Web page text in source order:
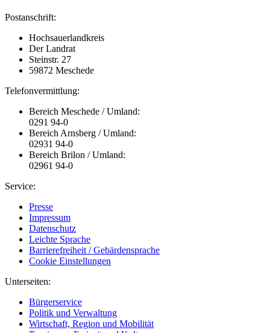
Postanschrift:
Hochsauerlandkreis
Der Landrat
Steinstr. 27
59872 Meschede
Telefonvermittlung:
Bereich Meschede / Umland:
0291 94-0
Bereich Arnsberg / Umland:
02931 94-0
Bereich Brilon / Umland:
02961 94-0
Service:
Presse
Impressum
Datenschutz
Leichte Sprache
Barrierefreiheit / Gebärdensprache
Cookie Einstellungen
Unterseiten:
Bürgerservice
Politik und Verwaltung
Wirtschaft, Region und Mobilität